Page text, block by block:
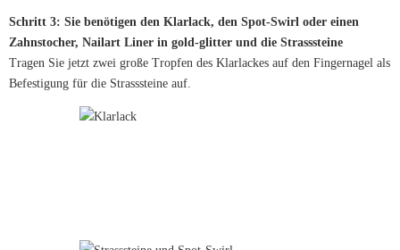
Schritt 3: Sie benötigen den Klarlack, den Spot-Swirl oder einen
Zahnstocher, Nailart Liner in gold-glitter und die Strasssteine
Tragen Sie jetzt zwei große Tropfen des Klarlackes auf den Fingernagel als
Befestigung für die Strasssteine auf.